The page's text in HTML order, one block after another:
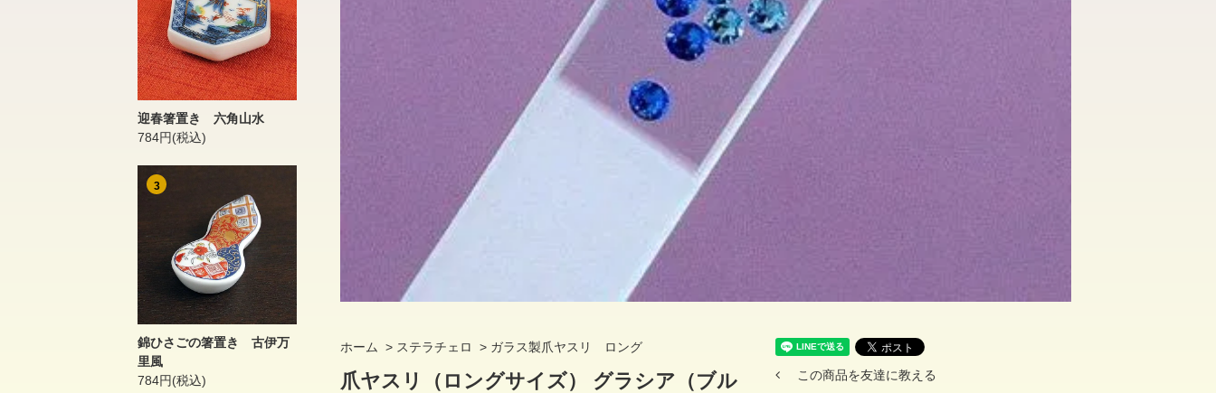
迎春箸置き 六角山水
784円(税込)
3
錦ひさごの箸置き 古伊万
里風
784円(税込)
ホーム > ステラチェロ > ガラス製爪ヤスリ ロング
爪ヤスリ（ロングサイズ） グラシア（ブル
この商品を友達に教える